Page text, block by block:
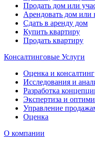
Продать дом или
Арендовать дом или
Сдать в аренду дом
Купить квартиру
Продать квартиру
Консалтинговые Услуги
Оценка и консалтинг
Исследования и
Разработка
Экспертиза и
Управление
Оценка
О компании